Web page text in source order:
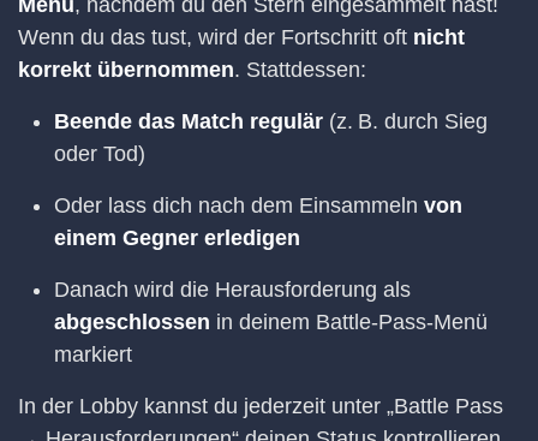
Wenn du das tust, wird der Fortschritt oft nicht
korrekt übernommen. Stattdessen:
Beende das Match regulär (z. B. durch Sieg
oder Tod)
Oder lass dich nach dem Einsammeln von
einem Gegner erledigen
Danach wird die Herausforderung als
abgeschlossen in deinem Battle-Pass-Menü
markiert
In der Lobby kannst du jederzeit unter „Battle Pass